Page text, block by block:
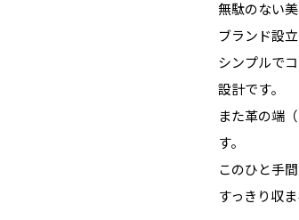
無駄のない
ブランド設
シンプルで
設計です。
また革の端
す。
このひと手
すっきり収